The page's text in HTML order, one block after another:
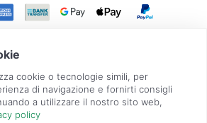
Overbi S.r.l.| realizzato conContit | © 2026 Tutti
| P.IVA: 09351560967